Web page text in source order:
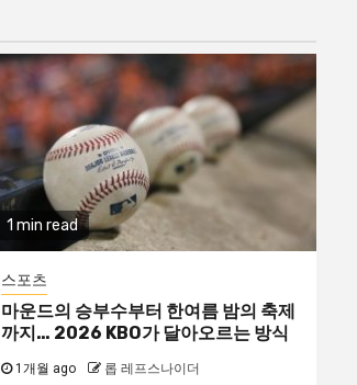
1 min read
스포츠
마운드의 승부수부터 한여름 밤의 축제
까지… 2026 KBO가 달아오르는 방식
1개월 ago 롭 레프스나이더